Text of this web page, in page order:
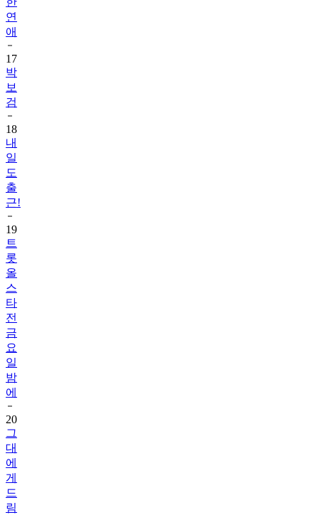
연
애
17
박
보
검
18
내
일
도
출
근!
19
트
롯
올
스
타
전
금
요
일
밤
에
20
그
대
에
게
드
림